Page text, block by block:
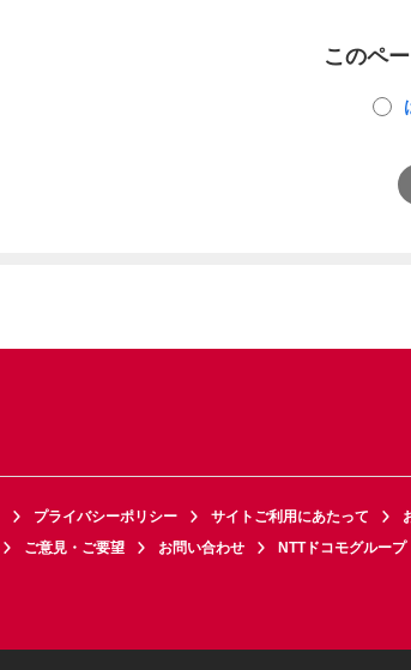
このペ
プライバシーポリシー サイトご利用にあたって
ご意見・ご要望 お問い合わせ NTTドコモグループ